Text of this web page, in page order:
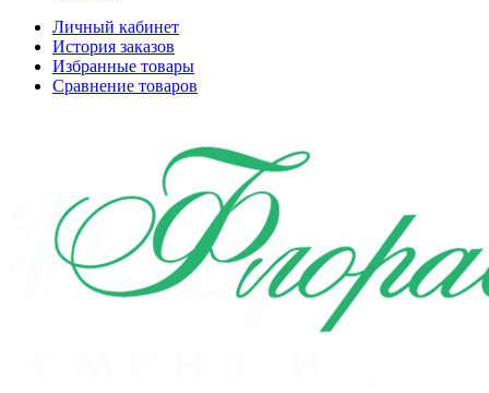
Личный кабинет
История заказов
Избранные товары
Сравнение товаров